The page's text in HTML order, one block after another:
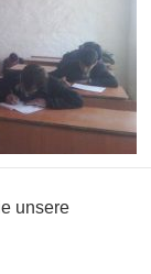
unsere